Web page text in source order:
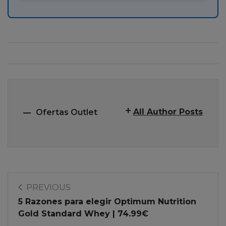
Ofertas Outlet All Author Posts
PREVIOUS
5 Razones para elegir Optimum Nutrition
Gold Standard Whey | 74.99€